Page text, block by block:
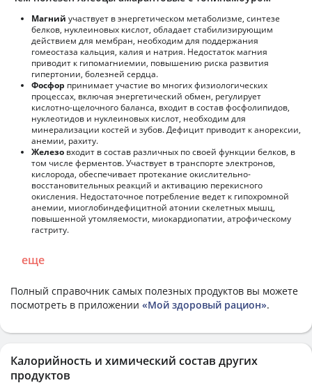
Магний участвует в энергетическом метаболизме, синтезе
белков, нуклеиновых кислот, обладает стабилизирующим
действием для мембран, необходим для поддержания
гомеостаза кальция, калия и натрия. Недостаток магния
приводит к гипомагниемии, повышению риска развития
гипертонии, болезней сердца.
Фосфор принимает участие во многих физиологических
процессах, включая энергетический обмен, регулирует
кислотно-щелочного баланса, входит в состав фосфолипидов,
нуклеотидов и нуклеиновых кислот, необходим для
минерализации костей и зубов. Дефицит приводит к анорексии,
анемии, рахиту.
Железо входит в состав различных по своей функции белков, в
том числе ферментов. Участвует в транспорте электронов,
кислорода, обеспечивает протекание окислительно-
восстановительных реакций и активацию перекисного
окисления. Недостаточное потребление ведет к гипохромной
анемии, миоглобиндефицитной атонии скелетных мышц,
повышенной утомляемости, миокардиопатии, атрофическому
гастриту.
еще
Полный справочник самых полезных продуктов вы можете
посмотреть в приложении «Мой здоровый рацион».
Калорийность и химический состав других
продуктов